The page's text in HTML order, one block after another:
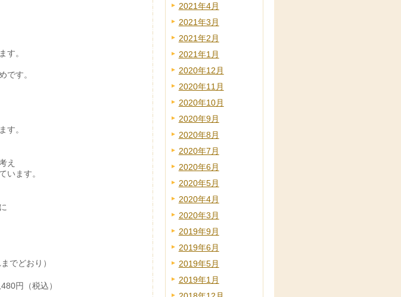
す。
です。
す。
え
います。
でどおり）
円（税込）
2021年4月
2021年3月
2021年2月
2021年1月
2020年12月
2020年11月
2020年10月
2020年9月
2020年8月
2020年7月
2020年6月
2020年5月
2020年4月
2020年3月
2019年9月
2019年6月
2019年5月
2019年1月